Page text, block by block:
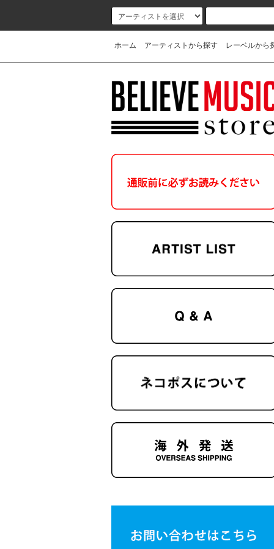
ホーム アーティストから探す レーベルから